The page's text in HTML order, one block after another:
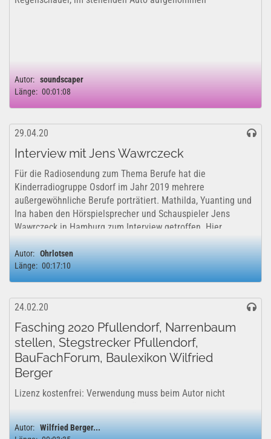
Autor: soundscaper
Länge: 00:01:08
29.04.20
Interview mit Jens Wawrczeck
Für die Radiosendung zum Thema Berufe hat die
Kinderradiogruppe Osdorf im Jahr 2019 mehrere
außergewöhnliche Berufe porträtiert. Mathilda, Yuanting und
Ina haben den Hörspielsprecher und Schauspieler Jens
Wawrczeck in Hamburg zum Interview getroffen. Hier...
Autor: Ohrlotsen
Länge: 00:17:10
24.02.20
Fasching 2020 Pfullendorf, Narrenbaum
stellen, Stegstrecker Pfullendorf,
BauFachForum, Baulexikon Wilfried
Berger
Lizenz kostenfrei: Verwendung muss beim Autor nicht
privaten Bereich vom Autor genehmigt. YouTube
Lizenzfreigabe: Das Projekt kann uneingeschränkt für...
Autor: Wilfried Berger...